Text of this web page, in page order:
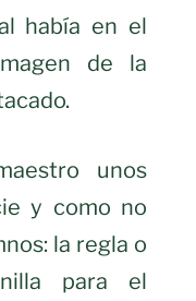
había en el
de la
unos
y como no
la regla o
para el